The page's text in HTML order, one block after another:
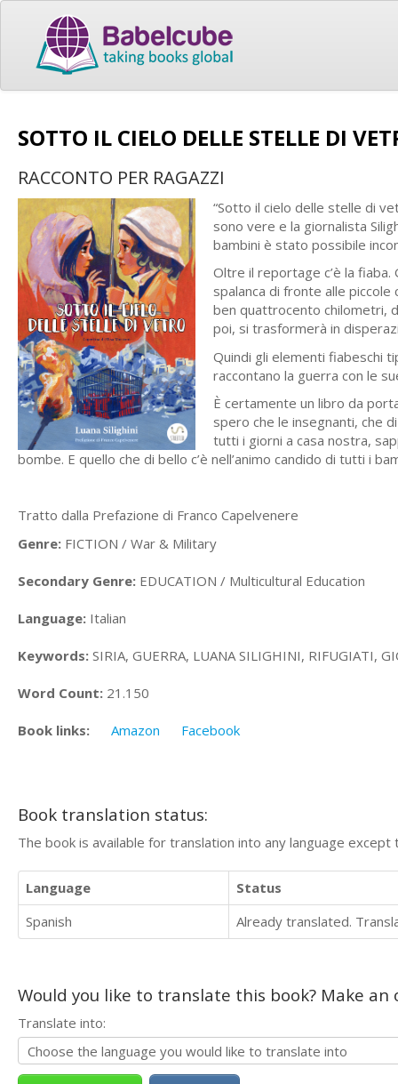
SOTTO IL CIELO DELLE STELLE DI
RACCONTO PER RAGAZZI
“Sotto il cielo delle stelle di
sono vere e la giornalista
bambini è stato possibile
Oltre il reportage c’è la fiaba.
spalanca di fronte alle
ben quattrocento chilometri,
poi, si trasformerà in
Quindi gli elementi fiabeschi
raccontano la guerra con le
È certamente un libro da
spero che le insegnanti, che
tutti i giorni a casa nostra,
bombe. E quello che di bello c’è nell’animo candido di tutti i
Tratto dalla Prefazione di Franco Capelvenere
Genre: FICTION / War & Military
Secondary Genre: EDUCATION / Multicultural Education
Language: Italian
Keywords: SIRIA, GUERRA, LUANA SILIGHINI, RIFUGIATI,
Word Count: 21.150
Book links: Amazon Facebook
Book translation status:
The book is available for translation into any language
Language
Status
Spanish
Already translated.
Would you like to translate this book? Make
Translate into: